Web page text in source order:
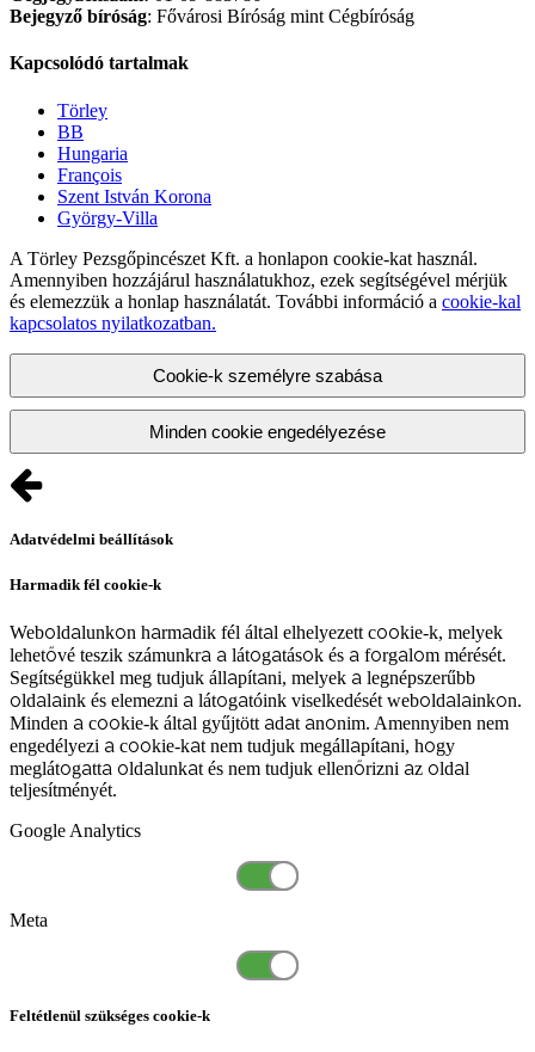
Bejegyző bíróság: Fővárosi Bíróság mint Cégbíróság
Kapcsolódó tartalmak
Törley
BB
Hungaria
François
Szent István Korona
György-Villa
A Törley Pezsgőpincészet Kft. a honlapon cookie-kat használ.
Amennyiben hozzájárul használatukhoz, ezek segítségével mérjük
és elemezzük a honlap használatát. További információ a cookie-kal
kapcsolatos nyilatkozatban.
Cookie-k személyre szabása
Minden cookie engedélyezése
Adatvédelmi beállítások
Harmadik fél cookie-k
Weboldalunkon harmadik fél által elhelyezett cookie-k, melyek
lehetővé teszik számunkra a látogatások és a forgalom mérését.
Segítségükkel meg tudjuk állapítani, melyek a legnépszerűbb
oldalaink és elemezni a látogatóink viselkedését weboldalainkon.
Minden a cookie-k által gyűjtött adat anonim. Amennyiben nem
engedélyezi a cookie-kat nem tudjuk megállapítani, hogy
meglátogatta oldalunkat és nem tudjuk ellenőrizni az oldal
teljesítményét.
Google Analytics
Meta
Feltétlenül szükséges cookie-k